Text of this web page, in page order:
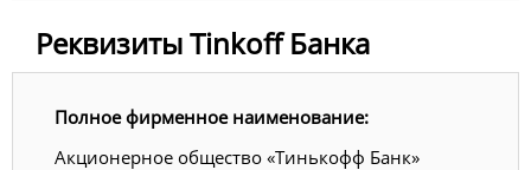
Реквизиты Tinkoff Банка
Полное фирменное наименование:
Акционерное общество «Тинькофф Банк»